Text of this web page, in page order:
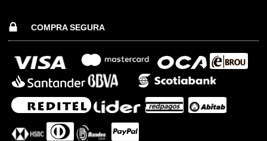
COMPRA SEGURA